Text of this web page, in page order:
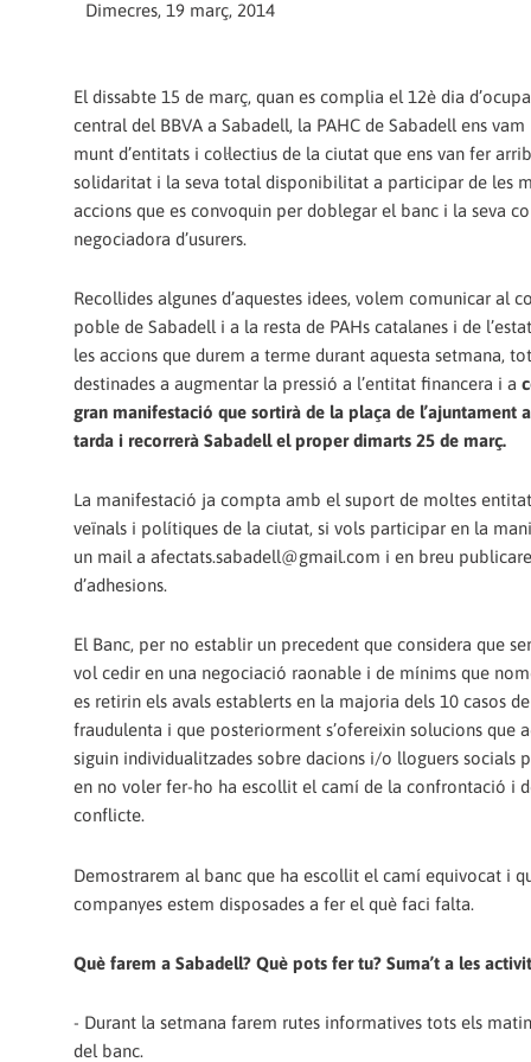
Dimecres, 19 març, 2014
El dissabte 15 de març, quan es complia el 12è dia
central del BBVA a Sabadell, la PAHC de Sabadell ens
munt d’entitats i col·lectius de la ciutat que ens van fer
solidaritat i la seva total disponibilitat a participar de les
accions que es convoquin per doblegar el banc i la seva
negociadora d’usurers.
Recollides algunes d’aquestes idees, volem comunicar al
poble de Sabadell i a la resta de PAHs catalanes i de
les accions que durem a terme durant aquesta setmana,
destinades a augmentar la pressió a l’entitat financera i a
gran manifestació que sortirà de la plaça de l’ajuntament
tarda i recorrerà Sabadell el proper dimarts 25 de març.
La manifestació ja compta amb el suport de moltes
veïnals i polítiques de la ciutat, si vols participar en la
un mail a afectats.sabadell@gmail.com i en breu
d’adhesions.
El Banc, per no establir un precedent que considera que
vol cedir en una negociació raonable i de mínims que
es retirin els avals establerts en la majoria dels 10 casos
fraudulenta i que posteriorment s’ofereixin solucions que
siguin individualitzades sobre dacions i/o lloguers socials
en no voler fer-ho ha escollit el camí de la confrontació i
conflicte.
Demostrarem al banc que ha escollit el camí equivocat i
companyes estem disposades a fer el què faci falta.
Què farem a Sabadell? Què pots fer tu? Suma’t a les
- Durant la setmana farem rutes informatives tots els
del banc.